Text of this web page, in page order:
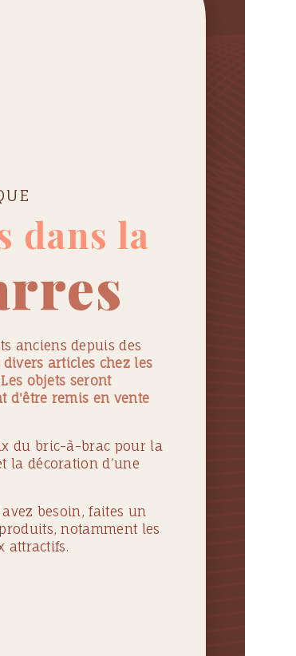
dans la
anciens depuis des
articles chez les
objets seront
d'être remis en vente
du bric-à-brac pour la
la décoration d’une
besoin, faites un
notamment les
attractifs.